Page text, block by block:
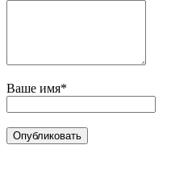
Ваше имя*